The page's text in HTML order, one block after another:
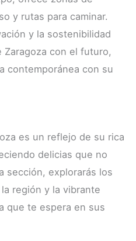
y rutas para caminar.
y la sostenibilidad
Zaragoza con el futuro,
contemporánea con su
es un reflejo de su rica
delicias que no
sección, explorarás los
región y la vibrante
que te espera en sus